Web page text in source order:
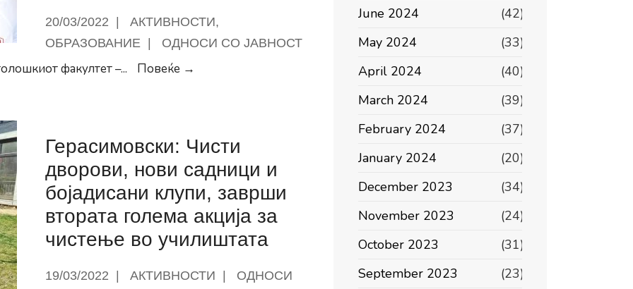
20/03/2022 АКТИВНОСТИ,
ОБРАЗОВАНИЕ
ОДНОСИ СО ЈАВНОСТ
факултет –... Повеќе →
социјално
загрозени
семејства
добиваат
бесплатни
стоматолошки
Герасимовски: Чисти
дворови, нови садници и
бојадисани клупи, заврши
втората голема акција за
чистење во училиштата
19/03/2022 АКТИВНОСТИ
ОДНОСИ
June 2024
(42)
May 2024
(33)
April 2024
(40)
March 2024
(39)
February 2024
(37)
January 2024
(20)
December 2023
(34)
November 2023
(24)
October 2023
(31)
September 2023
(23)